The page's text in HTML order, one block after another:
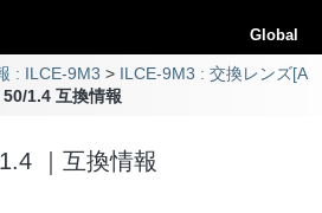
Global
: ILCE-9M3
ILCE-9M3 : 交換レンズ[A
50/1.4 互換情報
｜互換情報